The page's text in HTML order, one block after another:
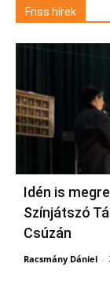
Friss hírek
Idén is
Színjátszó
Csúzán
Racsmány Dániel -